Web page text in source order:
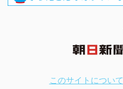
このサイトについて